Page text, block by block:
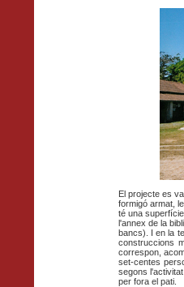
El projecte es
formigó armat,
té una
l'annex de la
bancs). I en la
construccions
correspon,
set-centes
segons
per fora el pati.